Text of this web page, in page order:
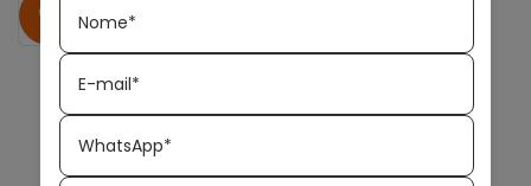
chegar!
‹ 1 2 3 ›
Nome*
E-mail*
WhatsApp*